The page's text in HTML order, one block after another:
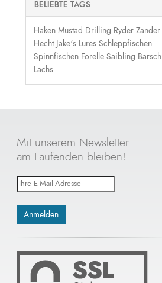
BELIEBTE TAGS
Haken Mustad Drilling Ryder Zander
Hecht Jake's Lures Schleppfischen
Spinnfischen Forelle Saibling Barsch
Lachs
Mit unserem Newsletter
am Laufenden bleiben!